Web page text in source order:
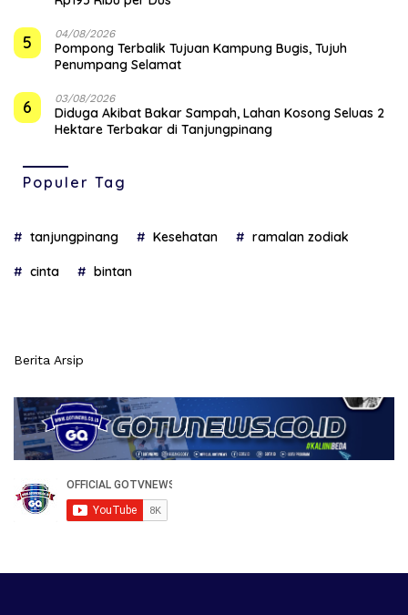
5 04/08/2026
Pompong Terbalik Tujuan Kampung Bugis, Tujuh
Penumpang Selamat
6 03/08/2026
Diduga Akibat Bakar Sampah, Lahan Kosong Seluas 2
Hektare Terbakar di Tanjungpinang
Populer Tag
tanjungpinang Kesehatan ramalan zodiak
cinta bintan
Berita Arsip